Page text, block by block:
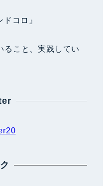
ドコロ』
ること、実践してい